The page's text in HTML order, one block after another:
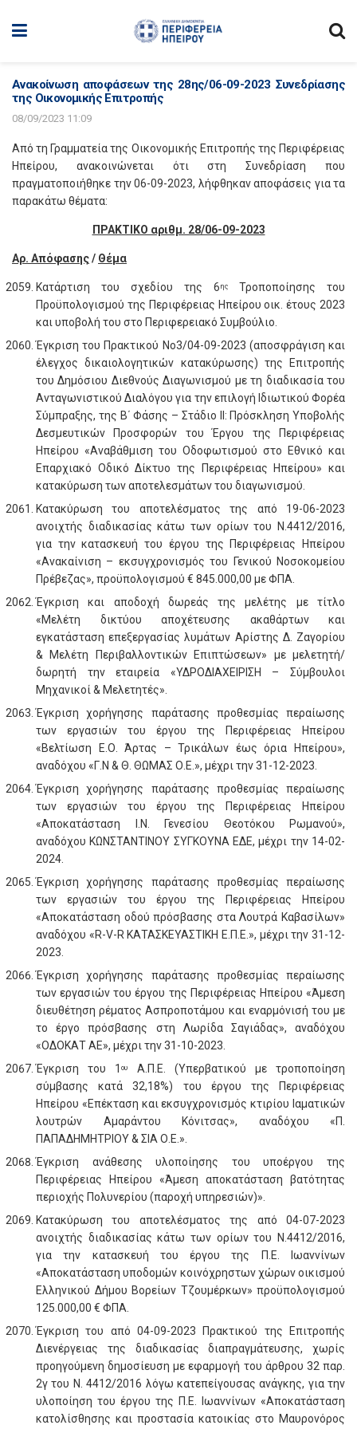
Ανακοίνωση αποφάσεων της 28ης/06-09-2023 Συνεδρίασης
της Οικονομικής Επιτροπής
08/09/2023 11:09
Από τη Γραμματεία της Οικονομικής Επιτροπής της Περιφέρειας
Ηπείρου, ανακοινώνεται ότι στη Συνεδρίαση που
πραγματοποιήθηκε την 06-09-2023, λήφθηκαν αποφάσεις για τα
παρακάτω θέματα:
ΠΡΑΚΤΙΚΟ αριθμ. 28/06-09-2023
Αρ. Απόφασης/ Θέμα
Κατάρτιση του σχεδίου της 6 ης
Τροποποίησης του
Προϋπολογισμού της Περιφέρειας Ηπείρου οικ. έτους 2023
και υποβολή του στο Περιφερειακό Συμβούλιο.
Έγκριση του Πρακτικού Νο3/04-09-2023 (αποσφράγιση και
έλεγχος δικαιολογητικών κατακύρωσης) της Επιτροπής
του Δημόσιου Διεθνούς Διαγωνισμού με τη διαδικασία του
Ανταγωνιστικού Διαλόγου για την επιλογή Ιδιωτικού Φορέα
Σύμπραξης, της Β΄ Φάσης – Στάδιο ΙΙ: Πρόσκληση Υποβολής
Δεσμευτικών Προσφορών του Έργου της Περιφέρειας
Ηπείρου «Αναβάθμιση του Οδοφωτισμού στο Εθνικό και
Επαρχιακό Οδικό Δίκτυο της Περιφέρειας Ηπείρου» και
κατακύρωση των αποτελεσμάτων του διαγωνισμού.
Κατακύρωση του αποτελέσματος της από 19-06-2023
ανοιχτής διαδικασίας κάτω των ορίων του Ν.4412/2016,
για την κατασκευή του έργου της Περιφέρειας Ηπείρου
«Ανακαίνιση – εκσυγχρονισμός του Γενικού Νοσοκομείου
Πρέβεζας», προϋπολογισμού € 845.000,00 με ΦΠΑ.
Έγκριση και αποδοχή δωρεάς της μελέτης με τίτλο
«Μελέτη δικτύου αποχέτευσης ακαθάρτων και
εγκατάσταση επεξεργασίας λυμάτων Αρίστης Δ. Ζαγορίου
& Μελέτη Περιβαλλοντικών Επιπτώσεων» με μελετητή/
δωρητή την εταιρεία «ΥΔΡΟΔΙΑΧΕΙΡΙΣΗ – Σύμβουλοι
Μηχανικοί & Μελετητές».
Έγκριση χορήγησης παράτασης προθεσμίας περαίωσης
των εργασιών του έργου της Περιφέρειας Ηπείρου
«Βελτίωση Ε.Ο. Άρτας – Τρικάλων έως όρια Ηπείρου»,
αναδόχου «Γ.Ν & Θ. ΘΩΜΑΣ Ο.Ε.», μέχρι την 31-12-2023.
Έγκριση χορήγησης παράτασης προθεσμίας περαίωσης
των εργασιών του έργου της Περιφέρειας Ηπείρου
«Αποκατάσταση Ι.Ν. Γενεσίου Θεοτόκου Ρωμανού»,
αναδόχου ΚΩΝΣΤΑΝΤΙΝΟΥ ΣΥΓΚΟΥΝΑ ΕΔΕ, μέχρι την 14-02-
2024.
Έγκριση χορήγησης παράτασης προθεσμίας περαίωσης
των εργασιών του έργου της Περιφέρειας Ηπείρου
«Αποκατάσταση οδού πρόσβασης στα Λουτρά Καβασίλων»
αναδόχου «R-V-R ΚΑΤΑΣΚΕΥΑΣΤΙΚΗ Ε.Π.Ε.», μέχρι την 31-12-
2023.
Έγκριση χορήγησης παράτασης προθεσμίας περαίωσης
των εργασιών του έργου της Περιφέρειας Ηπείρου «Άμεση
διευθέτηση ρέματος Ασπροποτάμου και εναρμόνισή του με
το έργο πρόσβασης στη Λωρίδα Σαγιάδας», αναδόχου
«ΟΔΟΚΑΤ ΑΕ», μέχρι την 31-10-2023.
Έγκριση του 1ου
Α.Π.Ε. (Υπερβατικού με τροποποίηση
σύμβασης κατά 32,18%) του έργου της Περιφέρειας
Ηπείρου «Επέκταση και εκσυγχρονισμός κτιρίου Ιαματικών
λουτρών Αμαράντου Κόνιτσας», αναδόχου «Π.
ΠΑΠΑΔΗΜΗΤΡΙΟΥ & ΣΙΑ Ο.Ε.».
Έγκριση ανάθεσης υλοποίησης του υποέργου της
Περιφέρειας Ηπείρου «Άμεση αποκατάσταση βατότητας
περιοχής Πολυνερίου (παροχή υπηρεσιών)».
Κατακύρωση του αποτελέσματος της από 04-07-2023
ανοιχτής διαδικασίας κάτω των ορίων του Ν.4412/2016,
για την κατασκευή του έργου της Π.Ε. Ιωαννίνων
«Αποκατάσταση υποδομών κοινόχρηστων χώρων οικισμού
Ελληνικού Δήμου Βορείων Τζουμέρκων» προϋπολογισμού
125.000,00 € ΦΠΑ.
Έγκριση του από 04-09-2023 Πρακτικού της Επιτροπής
Διενέργειας της διαδικασίας διαπραγμάτευσης, χωρίς
προηγούμενη δημοσίευση με εφαρμογή του άρθρου 32 παρ.
2γ του Ν. 4412/2016 λόγω κατεπείγουσας ανάγκης, για την
υλοποίηση του έργου της Π.Ε. Ιωαννίνων «Αποκατάσταση
κατολίσθησης και προστασία κατοικίας στο Μαυρονόρος